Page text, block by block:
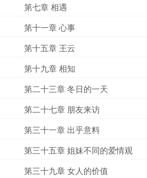
第七章 相遇
第十一章 心事
第十五章 王云
第十九章 相知
第二十三章 冬日的一天
第二十七章 朋友来访
第三十一章 出乎意料
第三十五章 姐妹不同的爱情观
第三十九章 女人的价值